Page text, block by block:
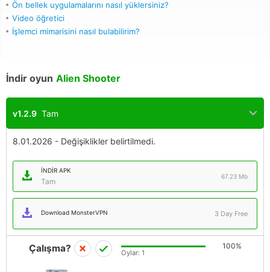
Ön bellek uygulamalarını nasıl yüklersiniz?
Video öğretici
İşlemci mimarisini nasıl bulabilirim?
İndir oyun Alien Shooter
v1.2.9 Tam
8.01.2026 - Değişiklikler belirtilmedi.
İNDIR APK
Tam
67.23 Mb
Download MonsterVPN 3 Day Free
Çalışma? 100%
Oylar: 1